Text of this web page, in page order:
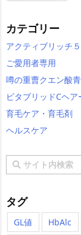
カテゴリー
アクティブリッチ５
ご愛用者専用
噂の重曹クエン酸
ビタブリッドCヘア
育毛ケア・育毛剤
ヘルスケア
タグ
GL値 HbAlc